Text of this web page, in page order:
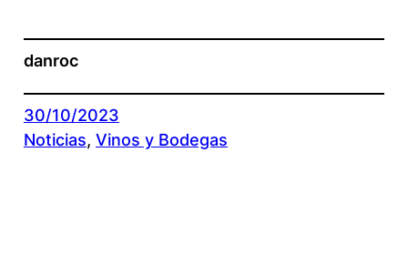
danroc
30/10/2023
Noticias, Vinos y Bodegas